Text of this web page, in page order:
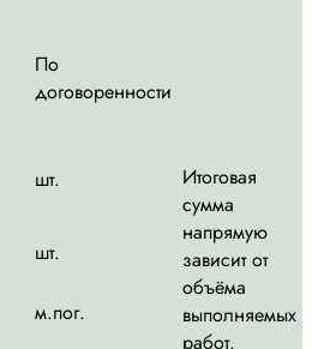
По
договоренности
Итоговая
сумма
напрямую
зависит от
объёма
выполняемых
работ.
шт.
шт.
м.пог.